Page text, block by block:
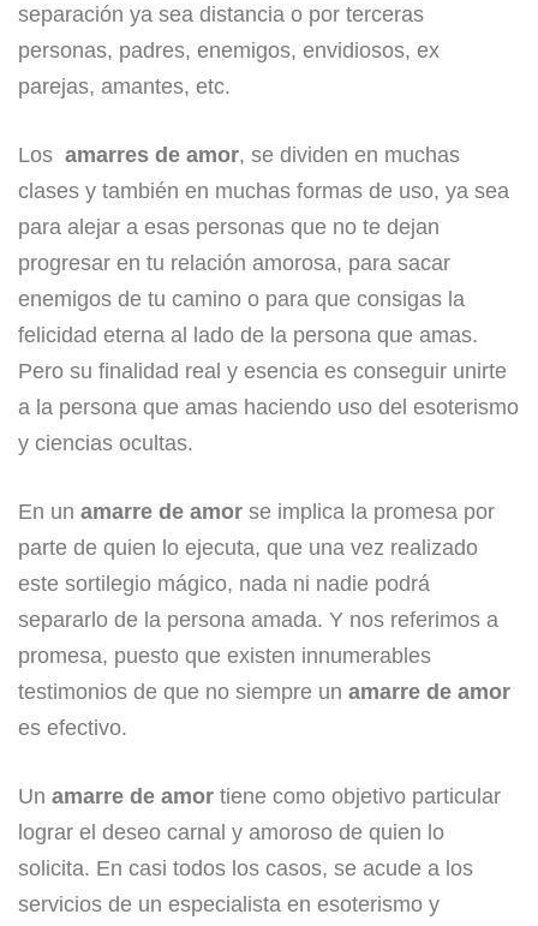
separación ya sea distancia o por terceras
personas, padres, enemigos, envidiosos, ex
parejas, amantes, etc.
Los amarres de amor, se dividen en muchas
clases y también en muchas formas de uso, ya sea
para alejar a esas personas que no te dejan
progresar en tu relación amorosa, para sacar
enemigos de tu camino o para que consigas la
felicidad eterna al lado de la persona que amas.
Pero su finalidad real y esencia es conseguir unirte
a la persona que amas haciendo uso del esoterismo
y ciencias ocultas.
En un amarre de amor se implica la promesa por
parte de quien lo ejecuta, que una vez realizado
este sortilegio mágico, nada ni nadie podrá
separarlo de la persona amada. Y nos referimos a
promesa, puesto que existen innumerables
testimonios de que no siempre un amarre de amor
es efectivo.
Un amarre de amor tiene como objetivo particular
lograr el deseo carnal y amoroso de quien lo
solicita. En casi todos los casos, se acude a los
servicios de un especialista en esoterismo y